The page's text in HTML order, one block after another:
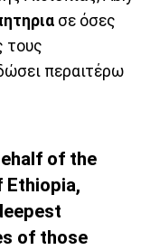
σε όσες
τους
περαιτέρω
of the
Ethiopia,
of those